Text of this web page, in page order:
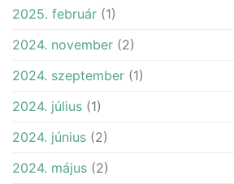
2025. február (1)
2024. november (2)
2024. szeptember (1)
2024. július (1)
2024. június (2)
2024. május (2)